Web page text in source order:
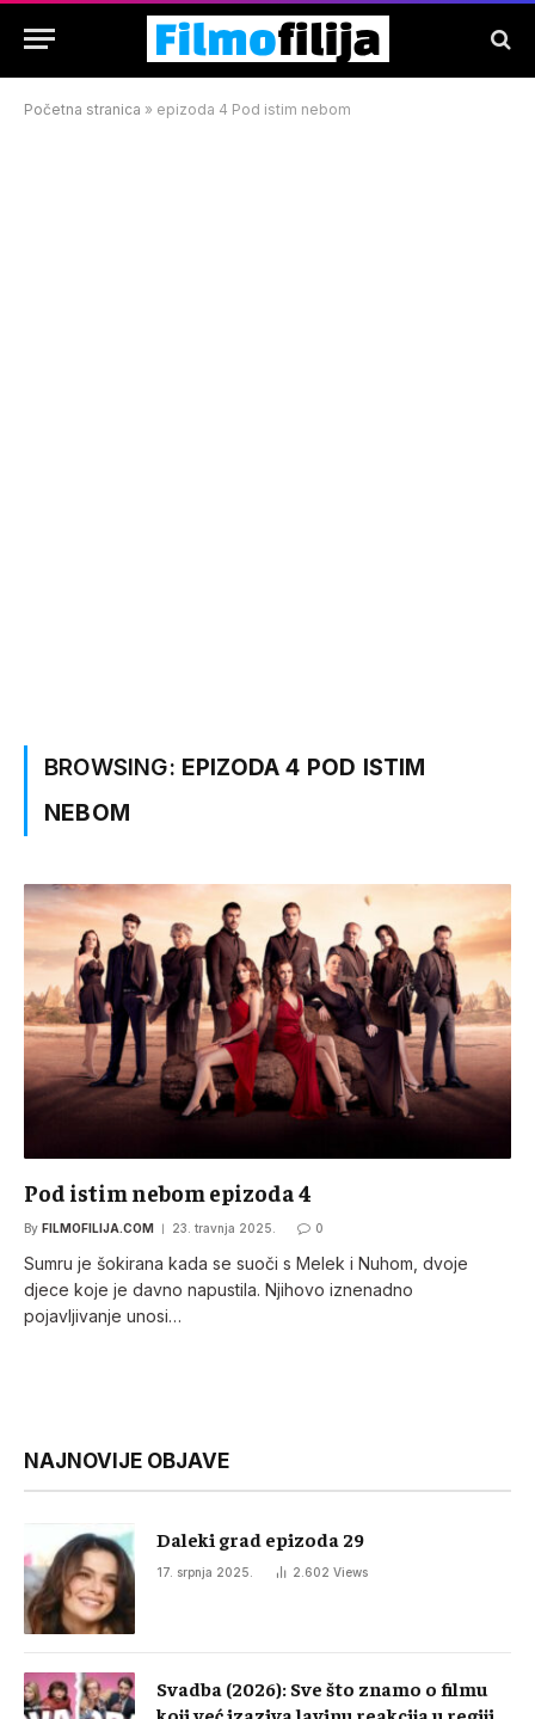
Početna stranica » epizoda 4 Pod istim nebom
BROWSING: EPIZODA 4 POD ISTIM
NEBOM
Pod istim nebom epizoda 4
By FILMOFILIJA.COM 23. travnja 2025. 0
Sumru je šokirana kada se suoči s Melek i Nuhom, dvoje
djece koje je davno napustila. Njihovo iznenadno
pojavljivanje unosi…
NAJNOVIJE OBJAVE
Daleki grad epizoda 29
17. srpnja 2025. 2.602 Views
Svadba (2026): Sve što znamo o filmu
koji već izaziva lavinu reakcija u regiji